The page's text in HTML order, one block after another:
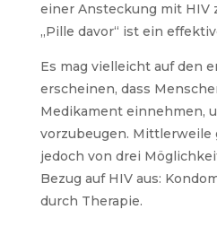
einer Ansteckung mit HIV
„Pille davor“ ist ein
Es mag vielleicht auf den
erscheinen, dass
Medikament einnehmen,
vorzubeugen. Mittlerweile
jedoch von drei
Bezug auf HIV aus:
durch Therapie.